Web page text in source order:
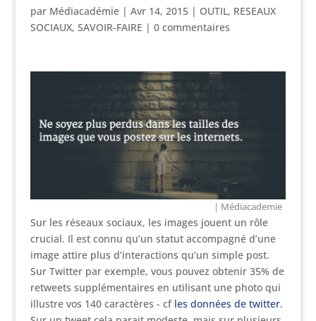
par Médiacadémie| Avr 14, 2015| OUTIL, RESEAUX
SOCIAUX, SAVOIR-FAIRE | 0 commentaires
| Médiacademie
Sur les réseaux sociaux, les images jouent un rôle
crucial. Il est connu qu’un statut accompagné d’une
image attire plus d’interactions qu’un simple post.
Sur Twitter par exemple, vous pouvez obtenir 35% de
retweets supplémentaires en utilisant une photo qui
illustre vos 140 caractères - cf les données de twitter.